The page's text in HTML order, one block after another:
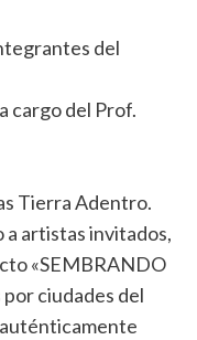
del
cargo del Prof.
Tierra Adentro.
a artistas invitados,
«SEMBRANDO
ciudades del